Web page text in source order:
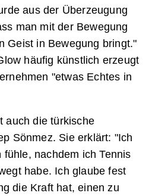
aus der Überzeugung
man mit der Bewegung
Geist in Bewegung bringt."
häufig künstlich erzeugt
"etwas Echtes in
auch die türkische
Sönmez. Sie erklärt: "Ich
nachdem ich Tennis
habe. Ich glaube fest
die Kraft hat, einen zu